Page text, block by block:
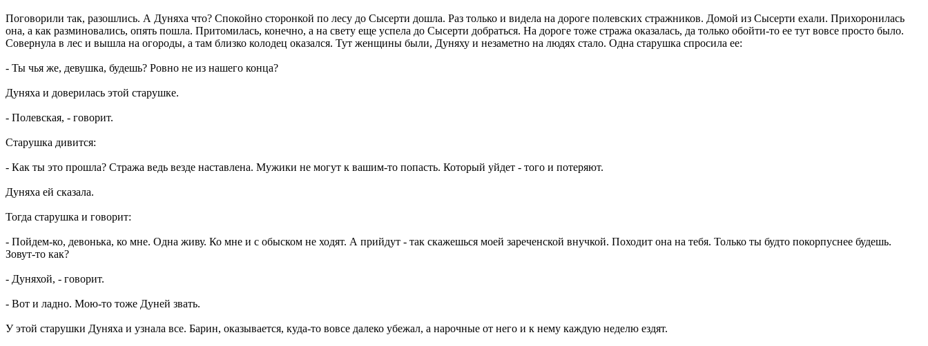
Поговорили так, разошлись. А Дуняха что? Спокойно сторонкой по лесу до Сысерти дошла. Раз только и видела на дороге полевских стражников. Домой из Сысерти ехали. Прихоронилась
она, а как разминовались, опять пошла. Притомилась, конечно, а на свету еще успела до Сысерти добраться. На дороге тоже стража оказалась, да только обойти-то ее тут вовсе просто было.
Совернула в лес и вышла на огороды, а там близко колодец оказался. Тут женщины были, Дуняху и незаметно на людях стало. Одна старушка спросила ее:
- Ты чья же, девушка, будешь? Ровно не из нашего конца?
Дуняха и доверилась этой старушке.
- Полевская, - говорит.
Старушка дивится:
- Как ты это прошла? Стража ведь везде наставлена. Мужики не могут к вашим-то попасть. Который уйдет - того и потеряют.
Дуняха ей сказала.
Тогда старушка и говорит:
- Пойдем-ко, девонька, ко мне. Одна живу. Ко мне и с обыском не ходят. А прийдут - так скажешься моей зареченской внучкой. Походит она на тебя. Только ты будто покорпуснее будешь.
Зовут-то как?
- Дуняхой, - говорит.
- Вот и ладно. Мою-то тоже Дуней звать.
У этой старушки Дуняха и узнала все. Барин, оказывается, куда-то вовсе далеко убежал, а нарочные от него и к нему каждую неделю ездят.